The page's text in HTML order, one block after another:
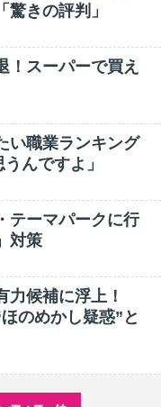
きの評判」
！スーパーで買え
い職業ランキング
んですよ」
テーマパークに行
対策
力候補に浮上！
のめかし疑惑”と